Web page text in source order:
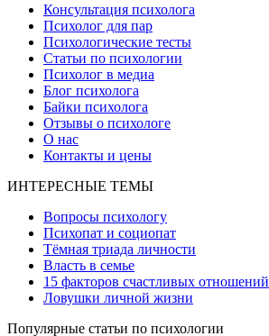
Консультация психолога
Психолог для пар
Психологические тесты
Статьи по психологии
Психолог в медиа
Блог психолога
Байки психолога
Отзывы о психологе
О нас
Контакты и цены
ИНТЕРЕСНЫЕ ТЕМЫ
Вопросы психологу
Психопат и социопат
Тёмная триада личности
Власть в семье
15 факторов счастливых отношений
Ловушки личной жизни
Популярные статьи по психологии